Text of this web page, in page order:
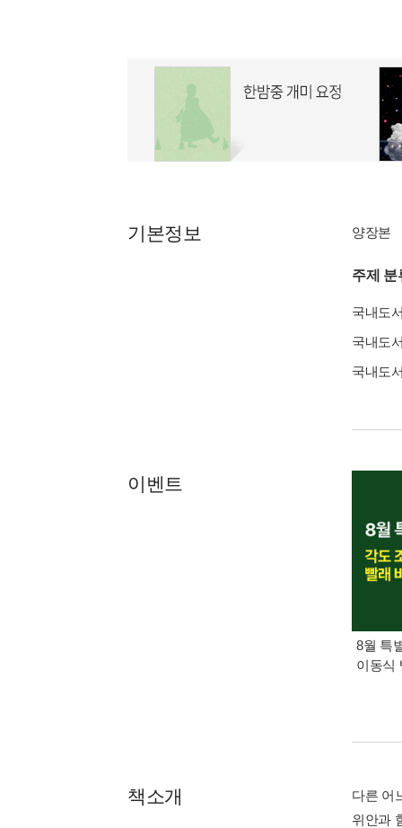
기본정보 양장본
주제 분
국내도
국내도
국내도
이벤트
8월 특
이동식
책소개
다른 어
위안과